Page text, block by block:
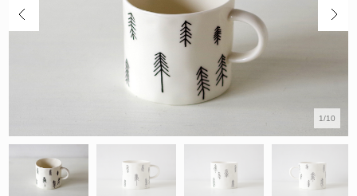
1/10